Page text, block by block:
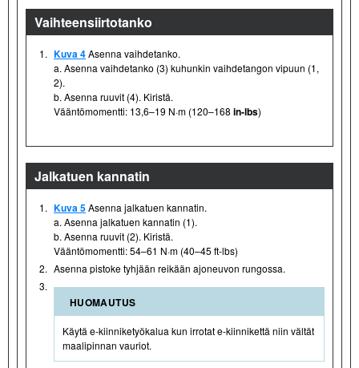
Vaihteensiirtotanko
1. Kuva 4Asenna vaihdetanko.
a. Asenna vaihdetanko (3) kuhunkin vaihdetangon vipuun (1,
2).
b. Asenna ruuvit (4). Kiristä.
Vääntömomentti: 13,6–19 N·m (120–168 in-lbs)
Jalkatuen kannatin
1. Kuva 5Asenna jalkatuen kannatin.
a. Asenna jalkatuen kannatin (1).
b. Asenna ruuvit (2). Kiristä.
Vääntömomentti: 54–61 N·m (40–45 ft-lbs)
2. Asenna pistoke tyhjään reikään ajoneuvon rungossa.
3.
HUOMAUTUS
Käytä e-kiinniketyökalua kun irrotat e-kiinnikettä niin vältät
maalipinnan vauriot.